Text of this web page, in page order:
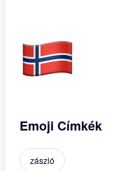
Emoji Címkék
zászló